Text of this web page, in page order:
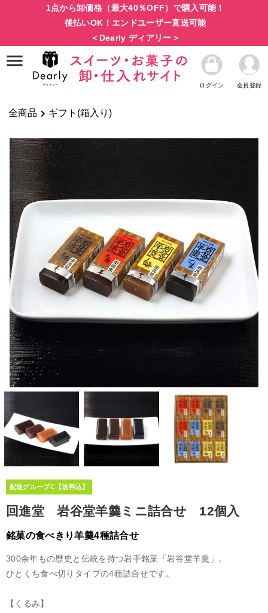
1点から卸価格（最大40％OFF）で購入可能！
後払いOK！エンドユーザー直送可能
＜Dearly ディアリー＞
ログイン 会員登録
全商品 ギフト(箱入り)
配送グループC【送料込】
回進堂 岩谷堂羊羹ミニ詰合せ 12個入
銘菓の食べきり羊羹4種詰合せ
300余年もの歴史と伝統を持つ岩手銘菓「岩谷堂羊羹」。
ひとくち食べ切りタイプの4種詰合せです。
【くるみ】